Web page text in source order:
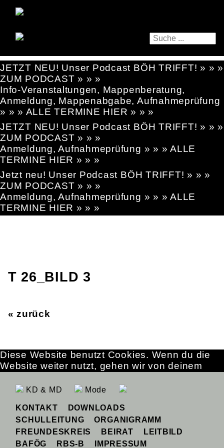
JETZT NEU! Unser Podcast BÖH TRIFFT! » » »
ZUM PODCAST » » »
Info-Veranstaltungen, Mappenberatung,
Anmeldung, Mappenabgabe, Aufnahmeprüfung
» » » ALLE TERMINE HIER » » »
JETZT NEU! Unser Podcast BÖH TRIFFT! » » »
ZUM PODCAST » » »
Anmeldung, Aufnahmeprüfung » » » ALLE
TERMINE HIER » » »
Jetzt neu! Unser Podcast BÖH TRIFFT! » » »
ZUM PODCAST » » »
Anmeldung, Aufnahmeprüfung » » » ALLE
TERMINE HIER » » »
T 26_BILD 3
« zurück
KD & MD Mode
KONTAKT
DOWNLOADS
SCHULLEITUNG
ORGANIGRAMM
FREUNDESKREIS
BEIRAT
LEITBILD
BAFÖG
RBS-B IMPRESSUM
Diese Website benutzt Cookies. Wenn du die
Website weiter nutzt, gehen wir von deinem